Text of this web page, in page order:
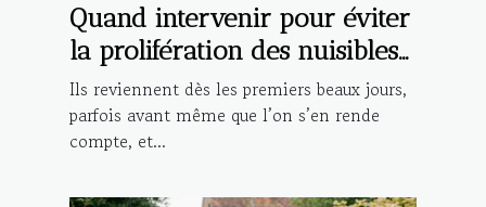
Quand intervenir pour éviter
la prolifération des nuisibles
saisonniers ?
Ils reviennent dès les premiers beaux jours,
parfois avant même que l’on s’en rende
compte, et...